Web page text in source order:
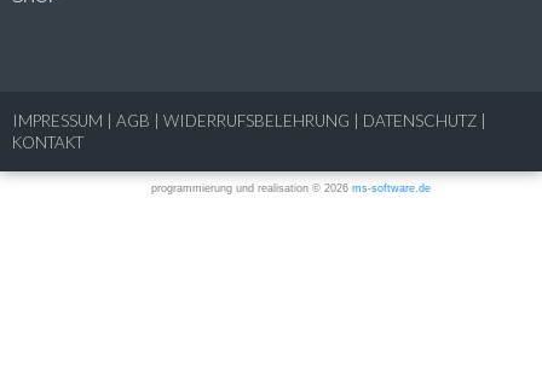
IMPRESSUM AGB WIDERRUFSBELEHRUNG DATENSCHUTZ
KONTAKT
programmierung und realisation © 2026 ms-software.de